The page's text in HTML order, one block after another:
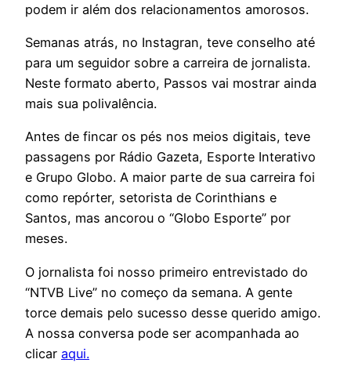
podem ir além dos relacionamentos amorosos.
Semanas atrás, no Instagran, teve conselho até
para um seguidor sobre a carreira de jornalista.
Neste formato aberto, Passos vai mostrar ainda
mais sua polivalência.
Antes de fincar os pés nos meios digitais, teve
passagens por Rádio Gazeta, Esporte Interativo
e Grupo Globo. A maior parte de sua carreira foi
como repórter, setorista de Corinthians e
Santos, mas ancorou o “Globo Esporte” por
meses.
O jornalista foi nosso primeiro entrevistado do
“NTVB Live” no começo da semana. A gente
torce demais pelo sucesso desse querido amigo.
A nossa conversa pode ser acompanhada ao
clicar aqui.